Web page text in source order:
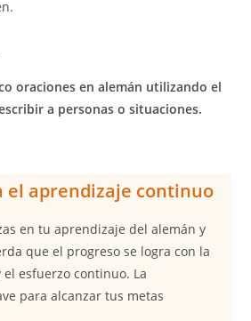
oraciones en alemán utilizando el
a personas o situaciones.
el aprendizaje continuo
en tu aprendizaje del alemán y
que el progreso se logra con la
esfuerzo continuo. La
para alcanzar tus metas